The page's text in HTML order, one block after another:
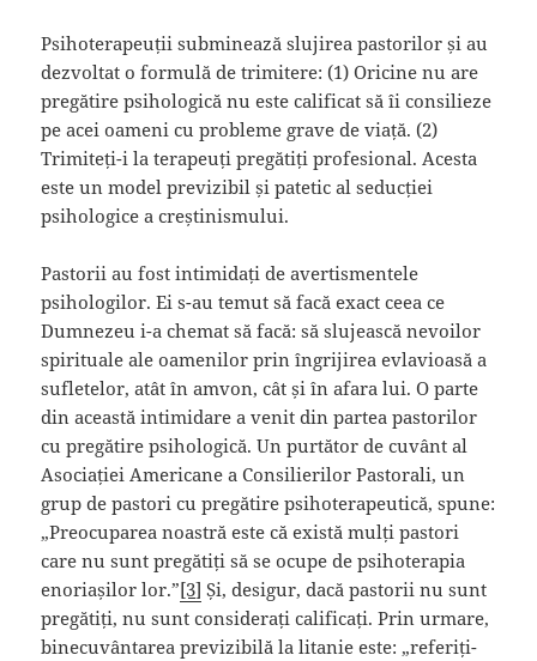
Psihoterapeuții subminează slujirea pastorilor și au
dezvoltat o formulă de trimitere: (1) Oricine nu are
pregătire psihologică nu este calificat să îi consilieze
pe acei oameni cu probleme grave de viață. (2)
Trimiteți-i la terapeuți pregătiți profesional. Acesta
este un model previzibil și patetic al seducției
psihologice a creștinismului.
Pastorii au fost intimidați de avertismentele
psihologilor. Ei s-au temut să facă exact ceea ce
Dumnezeu i-a chemat să facă: să slujească nevoilor
spirituale ale oamenilor prin îngrijirea evlavioasă a
sufletelor, atât în amvon, cât și în afara lui. O parte
din această intimidare a venit din partea pastorilor
cu pregătire psihologică. Un purtător de cuvânt al
Asociației Americane a Consilierilor Pastorali, un
grup de pastori cu pregătire psihoterapeutică, spune:
„Preocuparea noastră este că există mulți pastori
care nu sunt pregătiți să se ocupe de psihoterapia
enoriașilor lor.”[3] Și, desigur, dacă pastorii nu sunt
pregătiți, nu sunt considerați calificați. Prin urmare,
binecuvântarea previzibilă la litanie este: „referiți-